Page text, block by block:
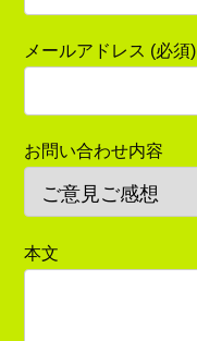
メールアドレス (必須)
お問い合わせ内容
本文